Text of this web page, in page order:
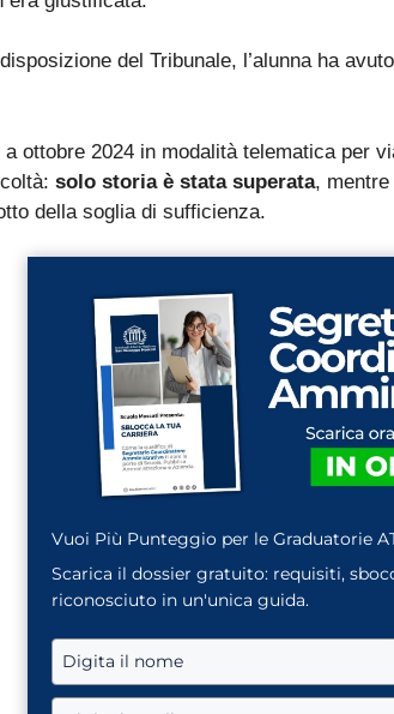
del Tribunale, l’alunna ha
ottobre 2024 in modalità telematica per
solo storia è stata superata,
della soglia di sufficienza.
Vuoi Più Punteggio per le Graduatorie
Scarica il dossier gratuito: requisiti,
riconosciuto in un'unica guida.
La
✓
I titoli